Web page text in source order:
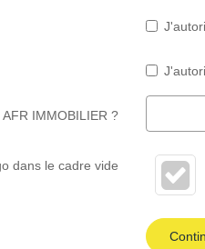
IMMOBILIER ?
dans le cadre vide